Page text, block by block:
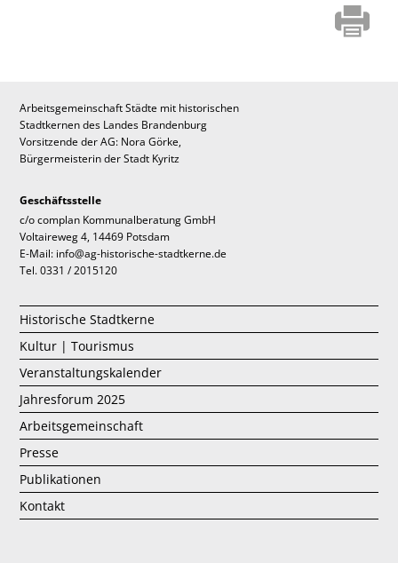
Arbeitsgemeinschaft Städte mit historischen
Stadtkernen des Landes Brandenburg
Vorsitzende der AG: Nora Görke,
Bürgermeisterin der Stadt Kyritz
Geschäftsstelle
c/o complan Kommunalberatung GmbH
Voltaireweg 4, 14469 Potsdam
E-Mail: info@ag-historische-stadtkerne.de
Tel. 0331 / 2015120
Historische Stadtkerne
Kultur | Tourismus
Veranstaltungskalender
Jahresforum 2025
Arbeitsgemeinschaft
Presse
Publikationen
Kontakt